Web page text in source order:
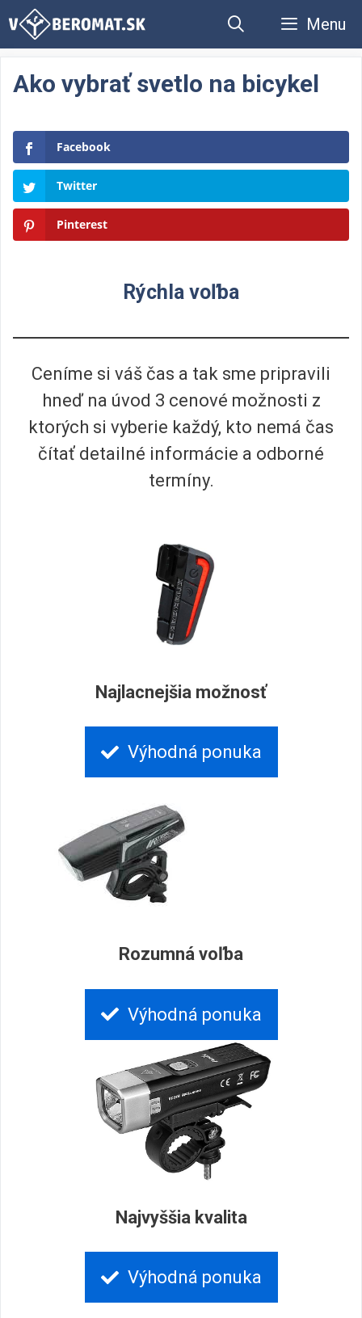
Preskočiť
Menu
Ako vybrať svetlo na bicykel
Facebook
Twitter
Pinterest
Rýchla voľba
Ceníme si váš čas a tak sme pripravili
hneď na úvod 3 cenové možnosti z
ktorých si vyberie každý, kto nemá čas
čítať detailné informácie a odborné
termíny.
Najlacnejšia možnosť
Výhodná ponuka
Rozumná voľba
Výhodná ponuka
Najvyššia kvalita
Výhodná ponuka